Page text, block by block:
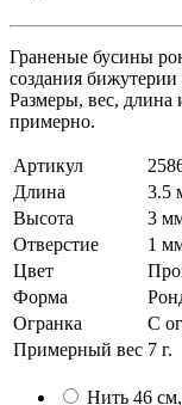
Граненые бусины
создания
Размеры, вес, длина
примерно.
Артикул
Длина
3.5
Высота
3
Отверстие
1
Цвет
Форма
Огранка
С
Примерный вес 7 г.
Нить 46